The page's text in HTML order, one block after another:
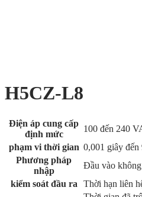
H5CZ-L8
Điện áp cung cấp
định mức
100 đến 240
phạm vi thời gian 0,001 giây đến
Phương pháp
nhập
Đầu vào
kiểm soát đầu ra
Thời hạn liên